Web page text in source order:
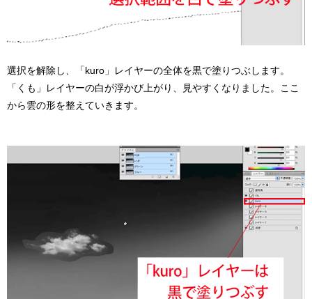
選択を解除し、「kuro」レイヤーの全体を黒で塗りつぶします。
「くも」レイヤーの白が浮かび上がり、見やすくなりました。ここ
から雲の形を整えていきます。